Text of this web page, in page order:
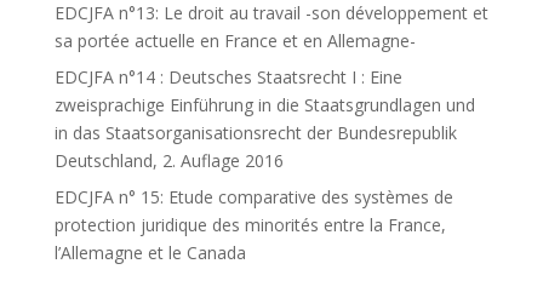
EDCJFA n°13: Le droit au travail -son développement et
sa portée actuelle en France et en Allemagne-
EDCJFA n°14 : Deutsches Staatsrecht I : Eine
zweisprachige Einführung in die Staatsgrundlagen und
in das Staatsorganisationsrecht der Bundesrepublik
Deutschland, 2. Auflage 2016
EDCJFA n° 15: Etude comparative des systèmes de
protection juridique des minorités entre la France,
l’Allemagne et le Canada